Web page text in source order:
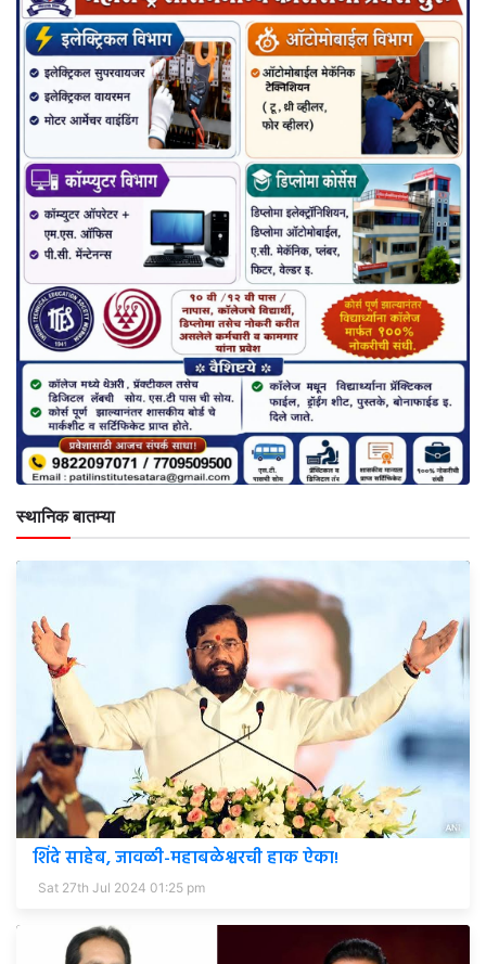
स्थानिक बातम्या
शिंदे साहेब, जावळी-महाबळेश्वरची हाक ऐका!
Sat 27th Jul 2024 01:25 pm